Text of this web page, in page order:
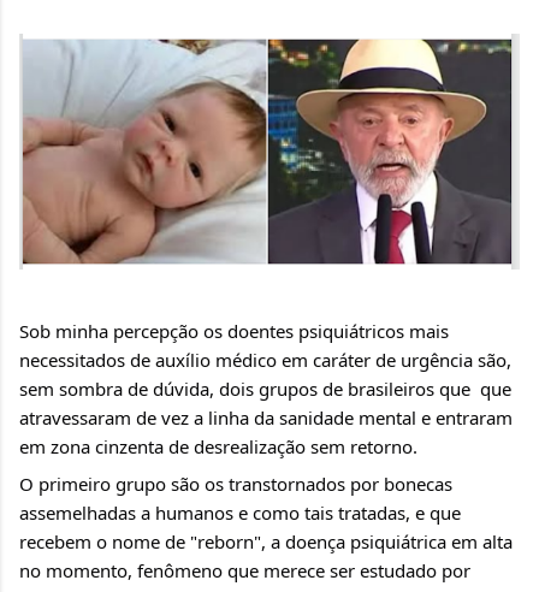
Sob minha percepção os doentes psiquiátricos mais
necessitados de auxílio médico em caráter de urgência são,
sem sombra de dúvida, dois grupos de brasileiros que  que
atravessaram de vez a linha da sanidade mental e entraram
em zona cinzenta de desrealização sem retorno.
O primeiro grupo são os transtornados por bonecas
assemelhadas a humanos e como tais tratadas, e que
recebem o nome de "reborn", a doença psiquiátrica em alta
no momento, fenômeno que merece ser estudado por